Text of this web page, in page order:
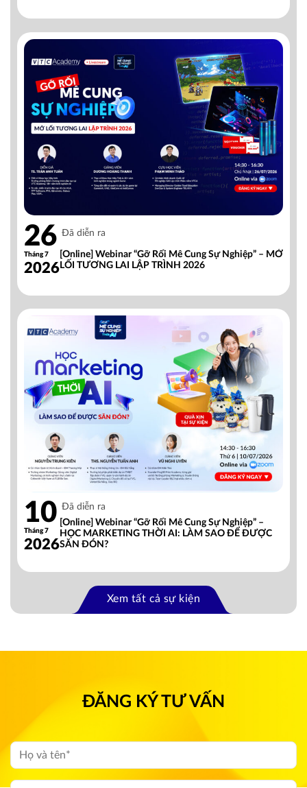
26
Tháng 7
2026
Đã diễn ra
[Online] Webinar “Gỡ Rối Mê Cung Sự Nghiệp” – MỞ
LỐI TƯƠNG LAI LẬP TRÌNH 2026
10
Tháng 7
2026
Đã diễn ra
[Online] Webinar “Gỡ Rối Mê Cung Sự Nghiệp” –
HỌC MARKETING THỜI AI: LÀM SAO ĐỂ ĐƯỢC
SĂN ĐÓN?
Xem tất cả sự kiện
ĐĂNG KÝ TƯ VẤN